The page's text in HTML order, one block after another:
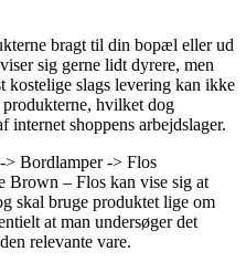
bragt til din bopæl eller ud
sig gerne lidt dyrere, men
kostelige slags levering kan ikke
hvilket dog
shoppens arbejdslager.
> Bordlamper -> Flos
Brown – Flos kan vise sig at
skal bruge produktet lige om
at man undersøger det
relevante vare.